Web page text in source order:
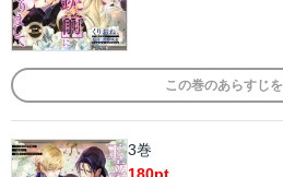
この巻のあらすじを
3巻
180pt